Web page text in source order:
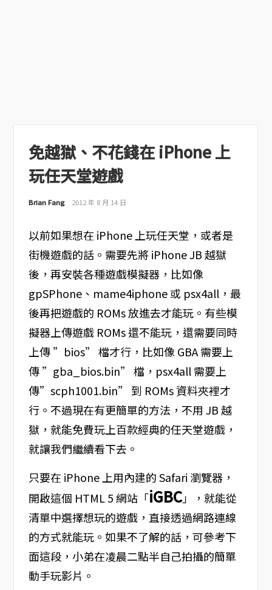
免越獄、不花錢在 iPhone 上
玩任天堂遊戲
Brian Fang 2012 年 8 月 14 日
以前如果想在 iPhone 上玩任天堂，或者是
街機遊戲的話。需要先將 iPhone JB 越獄
後，再安裝各種遊戲模擬器，比如像
gpSPhone、mame4iphone 或 psx4all，最
後再把遊戲的 ROMs 放進去才能玩。有些模
擬器上傳遊戲 ROMs 還不能玩，還需要同時
上傳 ”bios” 檔才行，比如像 GBA 需要上
傳 ”gba_bios.bin” 檔，psx4all 需要上
傳”scph1001.bin” 到 ROMs 資料夾裡才
行。不過現在有更簡單的方法，不用 JB 越
獄，就能免費玩上百款經典的任天堂遊戲，
就讓我們繼續看下去。
只要在 iPhone 上用內建的 Safari 瀏覽器，
開啟這個 HTML 5 網站「iGBC」，就能從
清單中選擇想玩的遊戲，直接透過網路連線
的方式就能玩。如果不了解的話，可參考下
面這段，小弟在凌晨二點半自己拍攝的簡單
動手玩影片。